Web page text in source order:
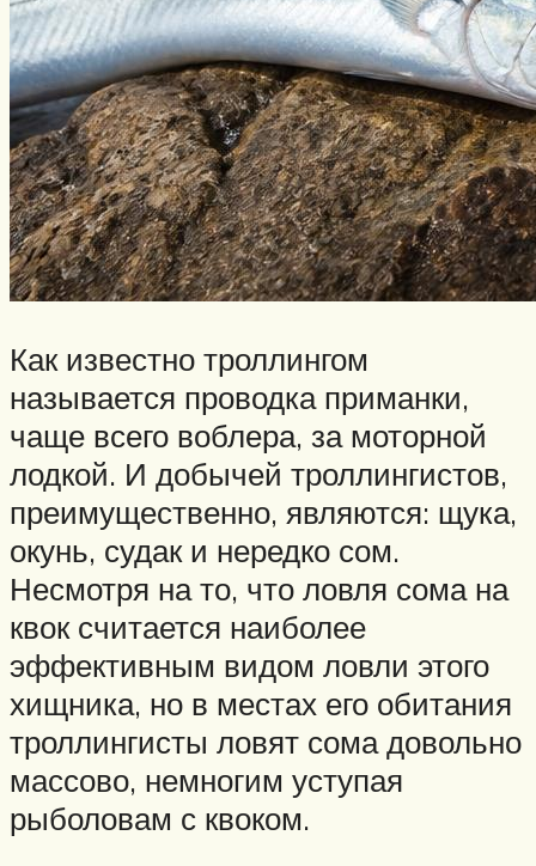
Как известно троллингом
называется проводка приманки,
чаще всего воблера, за моторной
лодкой. И добычей троллингистов,
преимущественно, являются: щука,
окунь, судак и нередко сом.
Несмотря на то, что ловля сома на
квок считается наиболее
эффективным видом ловли этого
хищника, но в местах его обитания
троллингисты ловят сома довольно
массово, немногим уступая
рыболовам с квоком.